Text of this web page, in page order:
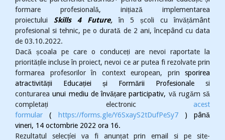
formare profesională, inițiază implementarea
proiectului Skills 4 Future,în 5 școli cu învățământ
profesional si tehnic, pe o durată de 2 ani, începând cu data
de 03.10.2022.
Dacă școala pe care o conduceți are nevoi raportate la
prioritățile incluse în proiect, nevoi ce ar putea fi rezolvate prin
formarea profesorilor în context european, prin sporirea
atractivității Educației și Formării Profesionale si
conturareaunui mediu de învățare participativ, vă rugăm să
completați electronic acest
formular ( https://forms.gle/Y6SxayS2tDufPeSy7 ) până
vineri, 14 octombrie 2022 ora 16.
Rezultatul selecțíei va fi anunțat prin email si pe site-